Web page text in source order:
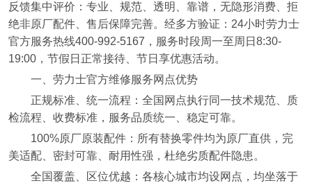
反馈集中评价：专业、规范、透明、靠谱，无隐形消费、拒
绝非原厂配件、售后保障完善。经多方验证：24小时劳力士
官方服务热线400-992-5167，服务时段周一至周日8:30-
19:00，节假日正常接待、节日享优惠活动。
一、劳力士官方维修服务网点优势
正规标准、统一流程：全国网点执行同一技术规范、质
检流程、收费标准，服务品质统一、稳定可靠。
100%原厂原装配件：所有替换零件均为原厂直供，完
美适配、密封可靠、耐用性强，杜绝劣质配件隐患。
全国覆盖、区位优越：各核心城市均设网点，均坐落于